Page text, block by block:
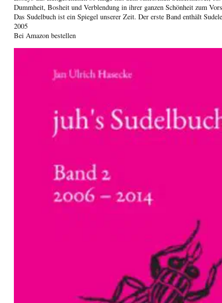
Dummheit, Bosheit und Verblendung in ihrer ganzen Schönheit zum
Das Sudelbuch ist ein Spiegel unserer Zeit. Der erste Band enthält
2005
Bei Amazon bestellen